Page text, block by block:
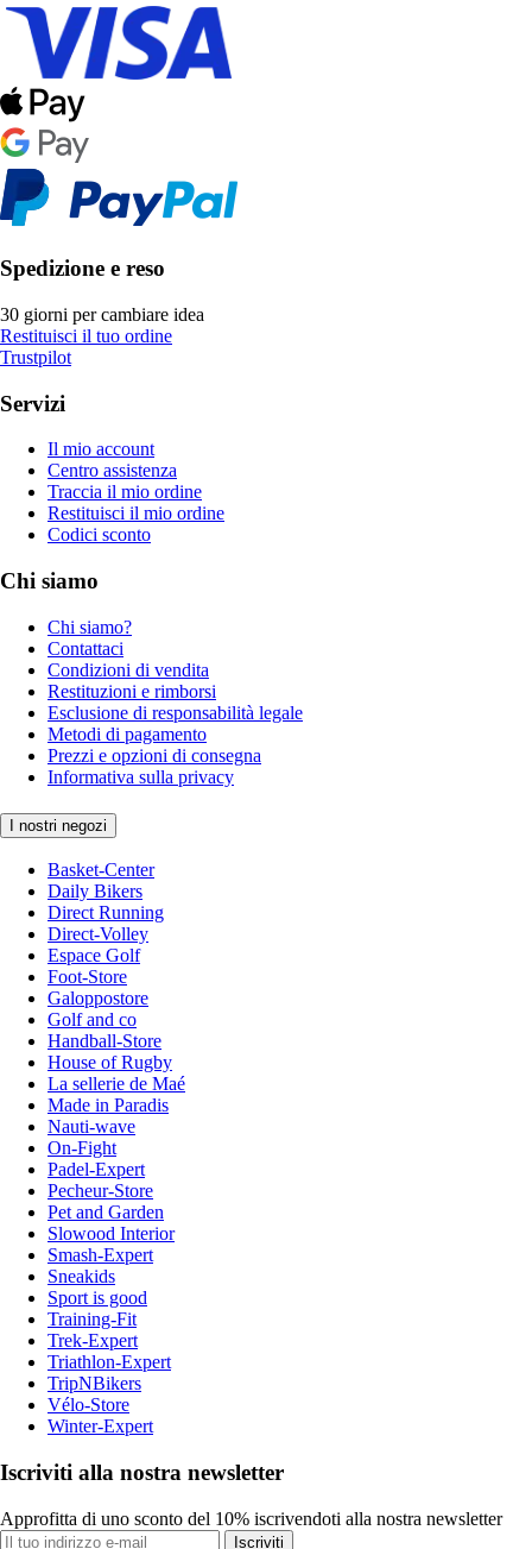
Spedizione e reso
30 giorni per cambiare idea
Restituisci il tuo ordine
Trustpilot
Servizi
Il mio account
Centro assistenza
Traccia il mio ordine
Restituisci il mio ordine
Codici sconto
Chi siamo
Chi siamo?
Contattaci
Condizioni di vendita
Restituzioni e rimborsi
Esclusione di responsabilità legale
Metodi di pagamento
Prezzi e opzioni di consegna
Informativa sulla privacy
I nostri negozi
Basket-Center
Daily Bikers
Direct Running
Direct-Volley
Espace Golf
Foot-Store
Galoppostore
Golf and co
Handball-Store
House of Rugby
La sellerie de Maé
Made in Paradis
Nauti-wave
On-Fight
Padel-Expert
Pecheur-Store
Pet and Garden
Slowood Interior
Smash-Expert
Sneakids
Sport is good
Training-Fit
Trek-Expert
Triathlon-Expert
TripNBikers
Vélo-Store
Winter-Expert
Iscriviti alla nostra newsletter
Approfitta di uno sconto del 10% iscrivendoti alla nostra newsletter
Iscriviti